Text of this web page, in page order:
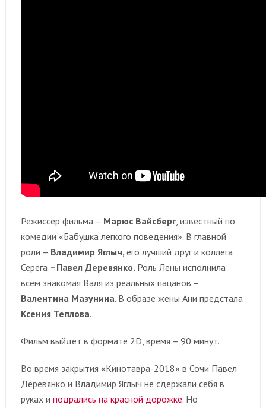
Режиссер фильма – Марюс Вайсберг, известный по
комедии «Бабушка легкого поведения». В главной
роли – Владимир Яглыч, его лучший друг и коллега
Серега –Павел Деревянко. Роль Лены исполнила
всем знакомая Валя из реальных пацанов –
Валентина Мазунина. В образе жены Ани предстала
Ксения Теплова.
Фильм выйдет в формате 2D, время – 90 минут.
Во время закрытия «Кинотавра-2018» в Сочи Павел
Деревянко и Владимир Яглыч не сдержали себя в
руках и подрались на красной дорожке. Но